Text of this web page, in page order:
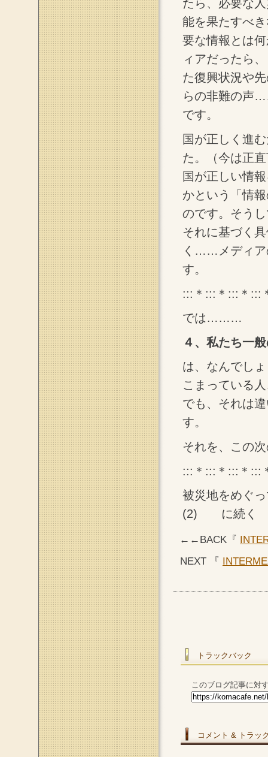
たら、必要な
能を果たすべ
要な情報とは
ィアだったら
た復興状況や
らの非難の声
です。
国が正しく進
た。（今は正
国が正しい情
かという「情
のです。そう
それに基づく
く……メディア
す。
:::＊:::＊:::＊:::
では………
４、私たち一
は、なんでし
こまっている
でも、それは
す。
それを、この
:::＊:::＊:::＊:::
被災地をめぐ
(2) に続く
←←BACK『
NEXT 『
トラックバック
このブログ記事に対
コメント & トラッ